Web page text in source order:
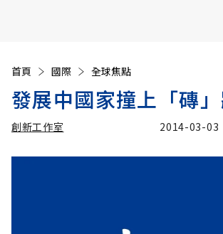
首頁 國際 全球焦點
發展中國家撞上「磚
創新工作室 2014-03-03